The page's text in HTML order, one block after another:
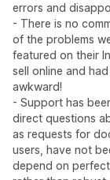
errors and
- There is no
of the problems
featured on their
sell online and had
awkward!
- Support has
direct questions
as requests for
users, have not
depend on